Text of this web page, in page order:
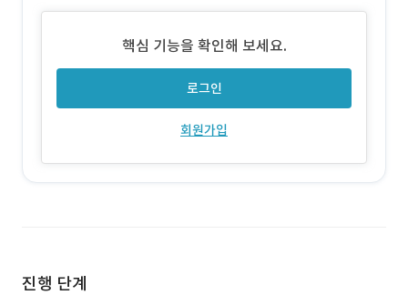
SNS 로그인 - 상담시간, 충전시간 소진시 종료, 안내문구 안내
핵심 기능을 확인해 보세요.
로그인
회원가입
진행 단계